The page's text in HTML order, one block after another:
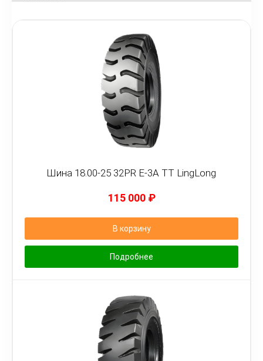
Шина 18.00-25 32PR E-3A TT LingLong
115 000 ₽
В корзину
Подробнее